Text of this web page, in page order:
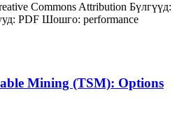
Commons Attribution Бүлгүүд:
PDF Шошго: performance
Mining (TSM): Options